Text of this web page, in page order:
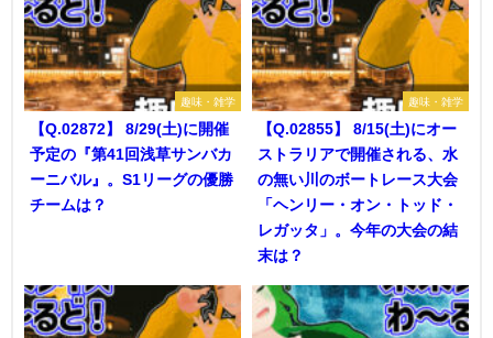
趣味・雑学
【Q.02872】 8/29(土)に開催
予定の『第41回浅草サンバカ
ーニバル』。S1リーグの優勝
チームは？
趣味・雑学
【Q.02855】 8/15(土)にオー
ストラリアで開催される、水
の無い川のボートレース大会
「ヘンリー・オン・トッド・
レガッタ」。今年の大会の結
末は？